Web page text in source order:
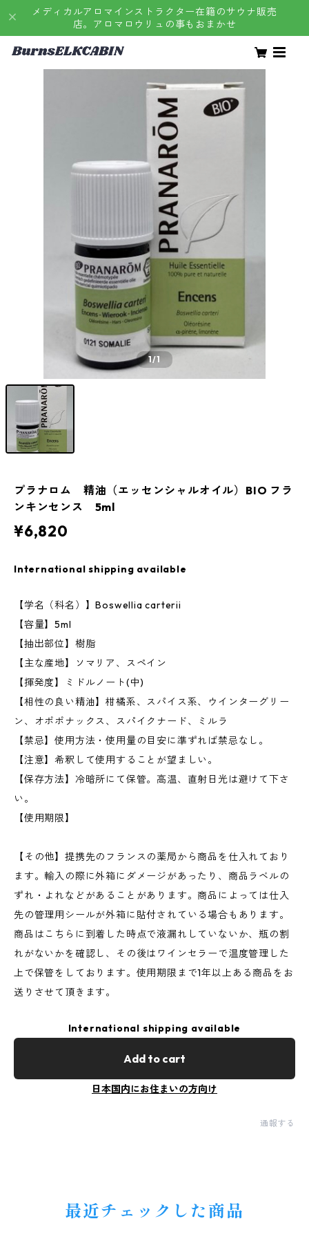
メディカルアロマインストラクター在籍のサウナ販売
店。アロマロウリュの事もおまかせ
1/1
プラナロム 精油（エッセンシャルオイル）BIO フラ
ンキンセンス 5ml
¥6,820
International shipping available
【学名（科名）】Boswellia carterii
【容量】5ml
【抽出部位】樹脂
【主な産地】ソマリア、スペイン
【揮発度】ミドルノート(中)
【相性の良い精油】柑橘系、スパイス系、ウインターグリー
ン、オポポナックス、スパイクナード、ミルラ
【禁忌】使用方法・使用量の目安に準ずれば禁忌なし。
【注意】希釈して使用することが望ましい。
【保存方法】冷暗所にて保管。高温、直射日光は避けて下さ
い。
【使用期限】
【その他】提携先のフランスの薬局から商品を仕入れており
ます。輸入の際に外箱にダメージがあったり、商品ラベルの
ずれ・よれなどがあることがあります。商品によっては仕入
先の管理用シールが外箱に貼付されている場合もあります。
商品はこちらに到着した時点で液漏れしていないか、瓶の割
れがないかを確認し、その後はワインセラーで温度管理した
上で保管をしております。使用期限まで1年以上ある商品をお
送りさせて頂きます。
International shipping available
Add to cart
日本国内にお住まいの方向け
通報する
最近チェックした商品